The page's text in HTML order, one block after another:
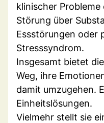
klinischer
Störung über
Essstörungen oder
Stresssyndrom.
Insgesamt bietet
Weg, ihre
damit umzugehen.
Einheitslösungen.
Vielmehr stellt sie